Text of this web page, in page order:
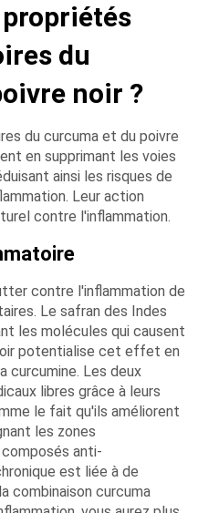
du
noir ?
du curcuma et du poivre
en supprimant les voies
ainsi les risques de
Leur action
contre l'inflammation.
contre l'inflammation de
Le safran des Indes
les molécules qui causent
potentialise cet effet en
curcumine. Les deux
libres grâce à leurs
le fait qu'ils améliorent
les zones
anti-
est liée à de
combinaison curcuma